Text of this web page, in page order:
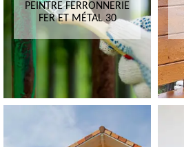
PEINTRE FERRONNERIE
FER ET MÉTAL 30